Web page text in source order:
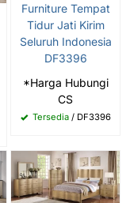
Furniture Tempat
Tidur Jati Kirim
Seluruh Indonesia
DF3396
*Harga Hubungi
CS
Tersedia/ DF3396